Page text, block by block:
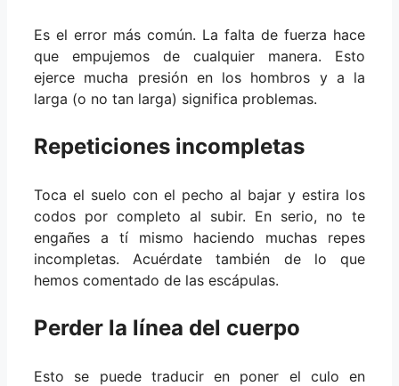
Es el error más común. La falta de fuerza hace
que empujemos de cualquier manera. Esto
ejerce mucha presión en los hombros y a la
larga (o no tan larga) significa problemas.
Repeticiones incompletas
Toca el suelo con el pecho al bajar y estira los
codos por completo al subir. En serio, no te
engañes a tí mismo haciendo muchas repes
incompletas. Acuérdate también de lo que
hemos comentado de las escápulas.
Perder la línea del cuerpo
Esto se puede traducir en poner el culo en